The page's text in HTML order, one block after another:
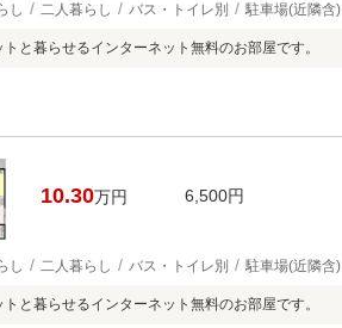
し 二人暮らし バス・トイレ別 駐車場(近隣含)
トと暮らせるインターネット無料のお部屋です。
10.30万円 6,500円
し 二人暮らし バス・トイレ別 駐車場(近隣含)
トと暮らせるインターネット無料のお部屋です。